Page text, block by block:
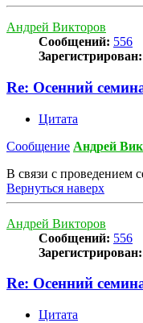
Андрей Викторов
Сообщений: 556
Зарегистрирован:
Re: Осенний
Цитата
Сообщение Андрей
В связи с проведением
Вернуться наверх
Андрей Викторов
Сообщений: 556
Зарегистрирован:
Re: Осенний
Цитата